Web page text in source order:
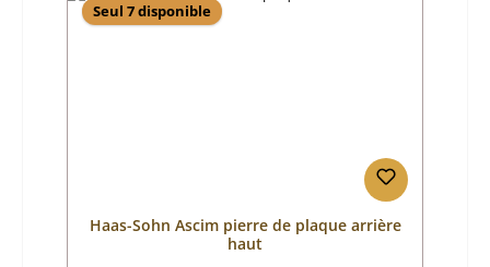
Seul 7 disponible
Haas-Sohn Ascim pierre de plaque arrière
haut